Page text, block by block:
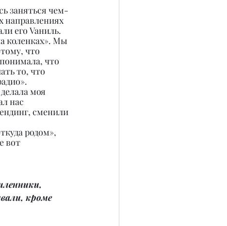
заняться чем-
направлениях
его Vaниль.
коленках». Мы
что
что
то, что
моя
нас
сменили
родом»,
вот
кроме